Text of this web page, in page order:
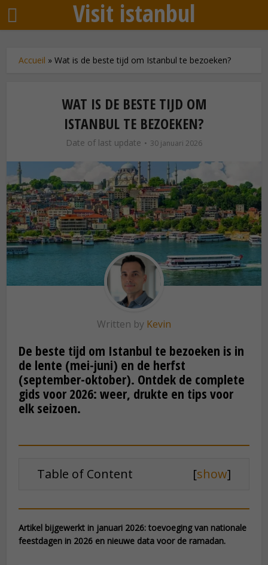
Visit istanbul
Accueil »Wat is de beste tijd om Istanbul te bezoeken?
WAT IS DE BESTE TIJD OM
ISTANBUL TE BEZOEKEN?
Date of last update 30 januari 2026
Written by Kevin
De beste tijd om Istanbul te bezoeken is in
de lente (mei-juni) en de herfst
(september-oktober). Ontdek de complete
gids voor 2026: weer, drukte en tips voor
elk seizoen.
Table of Content [show]
Artikel bijgewerkt in januari 2026: toevoeging van nationale
feestdagen in 2026 en nieuwe data voor de ramadan.